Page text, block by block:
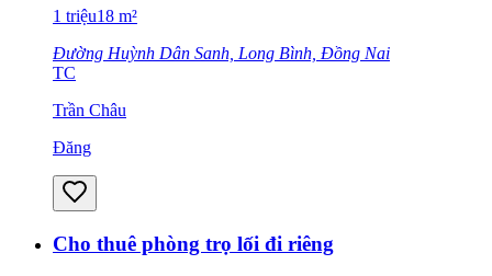
1 triệu18 m²
Đường Huỳnh Dân Sanh, Long Bình, Đồng Nai
TC
Trần Châu
Đăng
Cho thuê phòng trọ lối đi riêng